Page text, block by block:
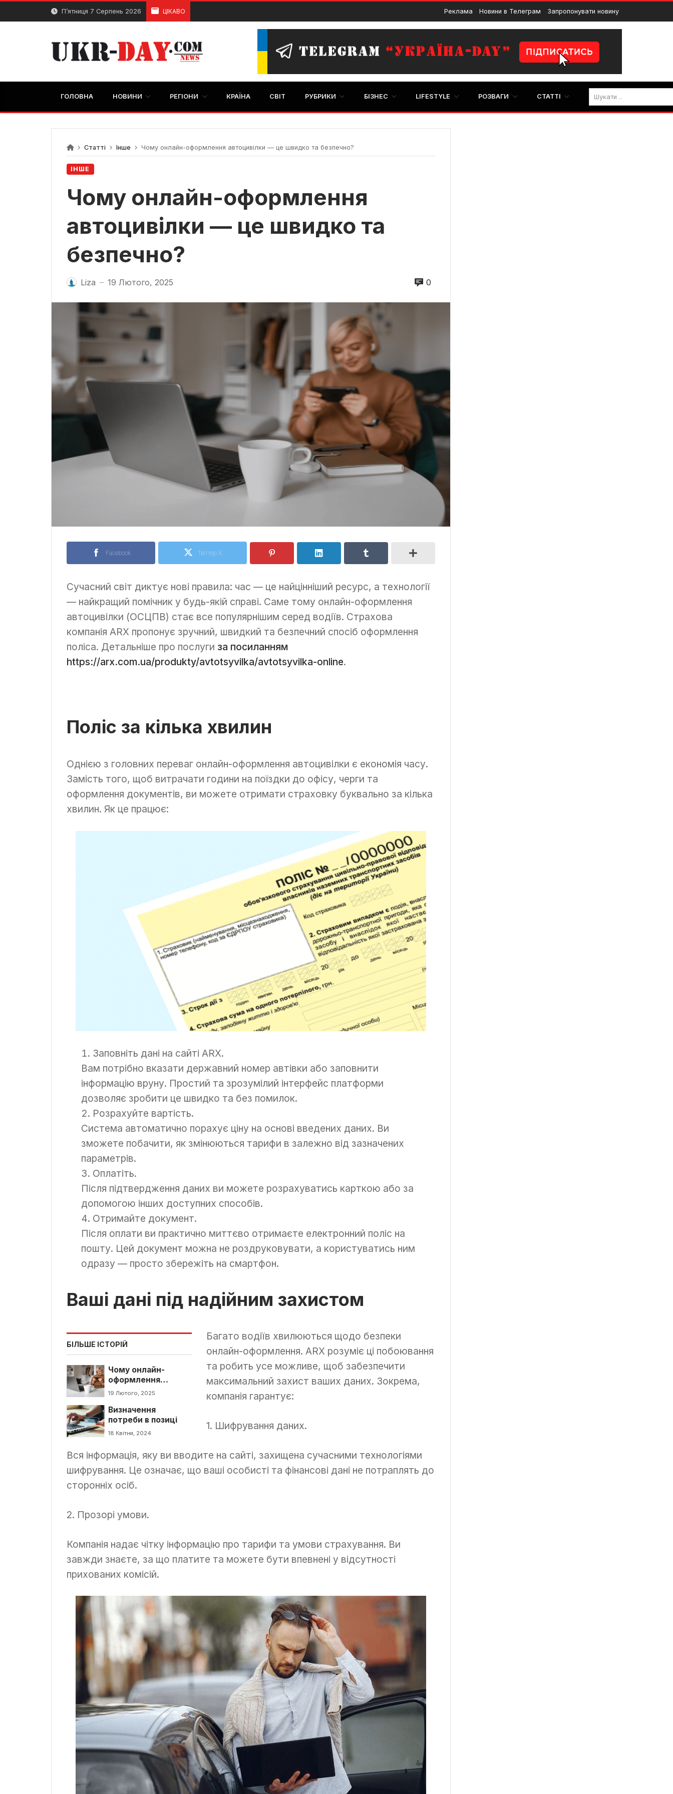
Перейти
вмісту
П’ятниця 7 Серпень 2026 ЦІКАВО Реклама Новини в Телеграм Запропонувати новину
ГОЛОВНА НОВИНИ РЕГІОНИ КРАЇНА СВІТ РУБРИКИ БІЗНЕС LIFESTYLE РОЗВАГИ СТАТТІ
Статті Інше Чому онлайн-оформлення автоцивілки — це швидко та безпечно?
ІНШЕ
Чому онлайн-оформлення
автоцивілки — це швидко та
безпечно?
Liza — 19 Лютого, 2025 0
Facebook Твіттер X
Сучасний світ диктує нові правила: час — це найцінніший ресурс, а технології
— найкращий помічник у будь-якій справі. Саме тому онлайн-оформлення
автоцивілки (ОСЦПВ) стає все популярнішим серед водіїв. Страхова
компанія ARX пропонує зручний, швидкий та безпечний спосіб оформлення
поліса. Детальніше про послуги за посиланням
https://arx.com.ua/produkty/avtotsyvilka/avtotsyvilka-online.
Поліс за кілька хвилин
Однією з головних переваг онлайн-оформлення автоцивілки є економія часу.
Замість того, щоб витрачати години на поїздки до офісу, черги та
оформлення документів, ви можете отримати страховку буквально за кілька
хвилин. Як це працює:
Заповніть дані на сайті ARX.
Вам потрібно вказати державний номер автівки або заповнити
інформацію вруну. Простий та зрозумілий інтерфейс платформи
дозволяє зробити це швидко та без помилок.
Розрахуйте вартість.
Система автоматично порахує ціну на основі введених даних. Ви
зможете побачити, як змінюються тарифи в залежно від зазначених
параметрів.
Оплатіть.
Після підтвердження даних ви можете розрахуватись карткою або за
допомогою інших доступних способів.
Отримайте документ.
Після оплати ви практично миттєво отримаєте електронний поліс на
пошту. Цей документ можна не роздруковувати, а користуватись ним
одразу — просто збережіть на смартфон.
Ваші дані під надійним захистом
БІЛЬШЕ ІСТОРІЙ
Чому онлайн-
оформлення
автоцивілки — це
безпечно?
19 Лютого, 2025
Визначення
потреби в позиці
18 Квітня, 2024
Багато водіїв хвилюються щодо безпеки
онлайн-оформлення. ARX розуміє ці побоювання
та робить усе можливе, щоб забезпечити
максимальний захист ваших даних. Зокрема,
компанія гарантує:
1. Шифрування даних.
Вся інформація, яку ви вводите на сайті, захищена сучасними технологіями
шифрування. Це означає, що ваші особисті та фінансові дані не потраплять до
сторонніх осіб.
2. Прозорі умови.
Компанія надає чітку інформацію про тарифи та умови страхування. Ви
завжди знаєте, за що платите та можете бути впевнені у відсутності
прихованих комісій.